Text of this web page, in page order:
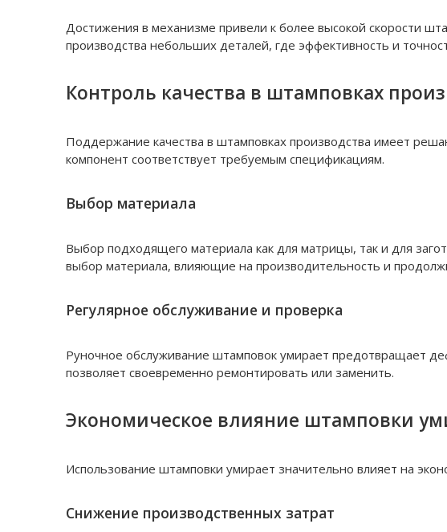
Достижения в механизме привели к более высокой скорости
производства небольших деталей, где эффективность и
Контроль качества в штамповках
Поддержание качества в штамповках производства имеет
компонент соответствует требуемым спецификациям.
Выбор материала
Выбор подходящего материала как для матрицы, так и для
выбор материала, влияющие на производительность и
Регулярное обслуживание и проверка
Руночное обслуживание штамповок умирает предотвращает
позволяет своевременно ремонтировать или заменить.
Экономическое влияние штамповки
Использование штамповки умирает значительно влияет на
Снижение производственных затрат